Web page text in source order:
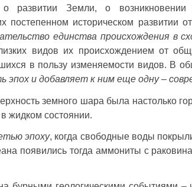
о развитии Земли, о
постепенном историческом развитии
единства происхождения в
видов их происхождением от
в пользу изменяемости видов. В
эпох и добавляет к ним еще одну –
земного шара была настолько
жидком состоянии.
эпоху, когда свободные воды
появились тогда аммониты с